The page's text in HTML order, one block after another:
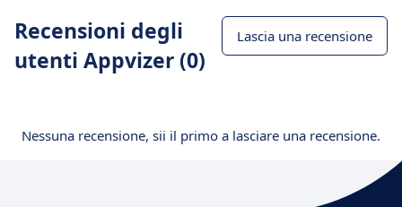
Recensioni degli
utenti Appvizer (0)
Lascia una recensione
Nessuna recensione, sii il primo a lasciare una recensione.